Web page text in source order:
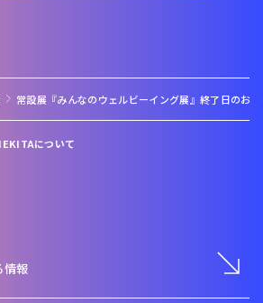
常設展『みんなのウェルビーイング展』終了日のお
について
情報